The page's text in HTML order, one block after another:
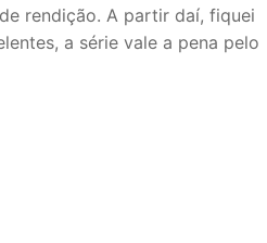
rendição. A partir daí, fiquei
a série vale a pena pelo